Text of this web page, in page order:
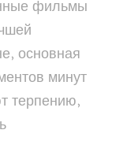
фильмы
основная
минут
терпению,